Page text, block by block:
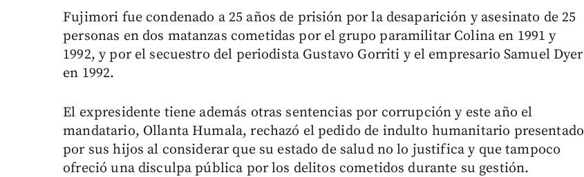
Fujimori fue condenado a 25 años de prisión por la desaparición y asesinato de 25
personas en dos matanzas cometidas por el grupo paramilitar Colina en 1991 y
1992, y por el secuestro del periodista Gustavo Gorriti y el empresario Samuel Dyer
en 1992.
El expresidente tiene además otras sentencias por corrupción y este año el
mandatario, Ollanta Humala, rechazó el pedido de indulto humanitario presentado
por sus hijos al considerar que su estado de salud no lo justifica y que tampoco
ofreció una disculpa pública por los delitos cometidos durante su gestión.